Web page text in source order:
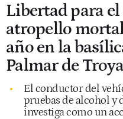
Libertad para
atropello
año en la
Palmar de
El conductor del
pruebas de alcohol y
investiga como un